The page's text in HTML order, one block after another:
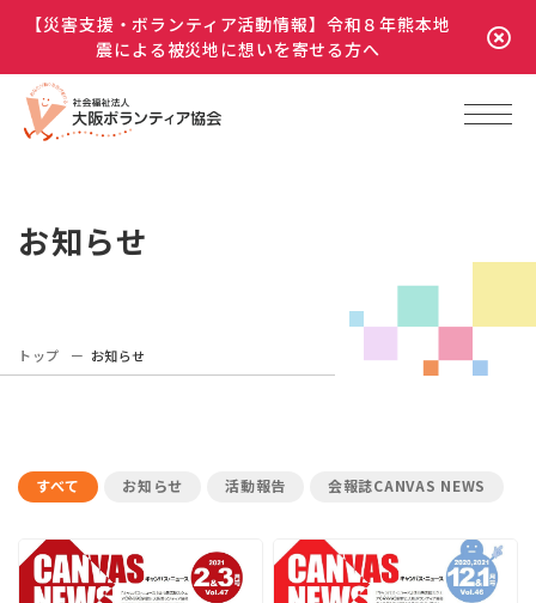
【災害支援・ボランティア活動情報】令和８年熊本地
震による被災地に想いを寄せる方へ
お知らせ
トップ お知らせ
すべて お知らせ 活動報告 会報誌CANVAS NEWS